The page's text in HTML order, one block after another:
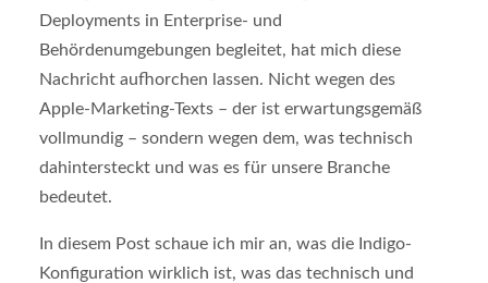
Deployments in Enterprise- und
Behördenumgebungen begleitet, hat mich diese
Nachricht aufhorchen lassen. Nicht wegen des
Apple-Marketing-Texts – der ist erwartungsgemäß
vollmundig – sondern wegen dem, was technisch
dahintersteckt und was es für unsere Branche
bedeutet.
In diesem Post schaue ich mir an, was die Indigo-
Konfiguration wirklich ist, was das technisch und